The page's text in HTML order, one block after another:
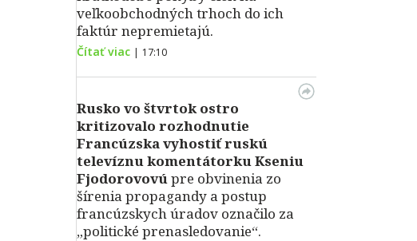
veľkoobchodných trhoch do ich
faktúr nepremietajú.
Čítať viac | 17:10
Rusko vo štvrtok ostro
kritizovalo rozhodnutie
Francúzska vyhostiť ruskú
televíznu komentátorku Kseniu
Fjodorovovúpre obvinenia zo
šírenia propagandy a postup
francúzskych úradov označilo za
„politické prenasledovanie“.